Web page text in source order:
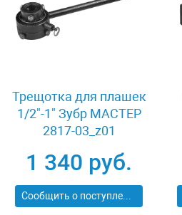
Трещотка для плашек
1/2"-1" Зубр МАСТЕР
2817-03_z01
1 340 руб.
Сообщить о поступлении